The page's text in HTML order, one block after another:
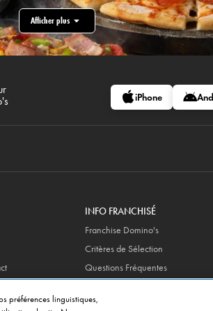
Afficher plus
iPhone
INFO FRANCHISÉ
Franchise Domino's
Critères de Sélection
Questions Fréquentes
préférences linguistiques,